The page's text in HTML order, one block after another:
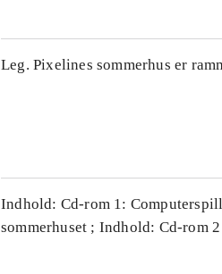
Leg. Pixelines sommerhus er
Indhold: Cd-rom 1:
sommerhuset ; Indhold: Cd-rom